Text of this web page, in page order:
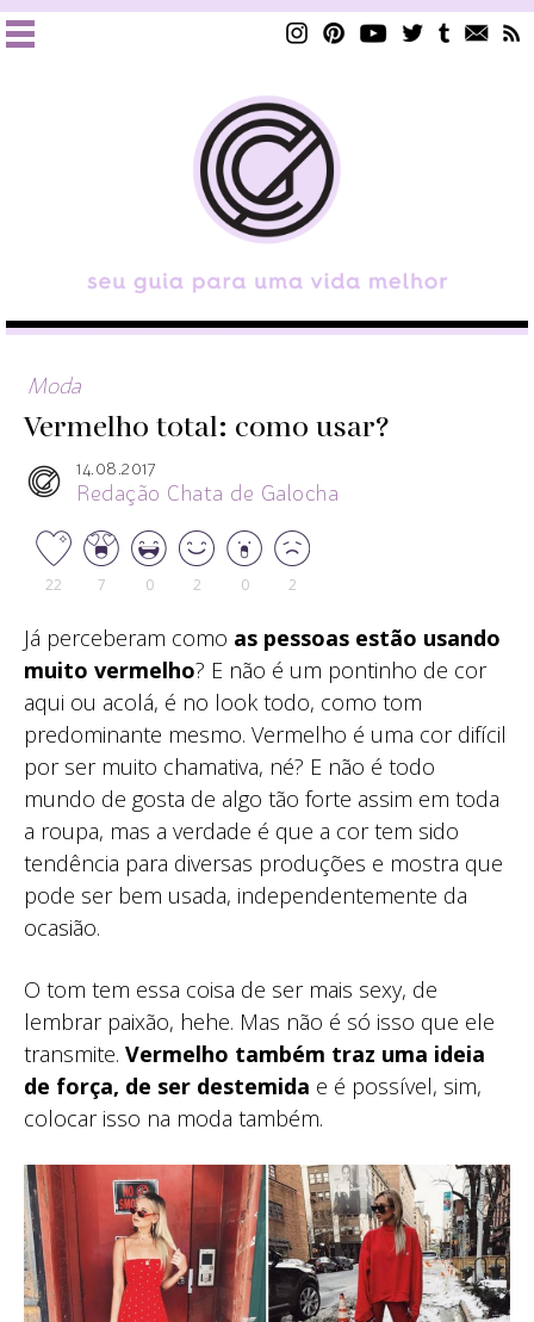
Moda
Vermelho total: como usar?
14.08.2017
Redação Chata de Galocha
22 7 0 2 0 2
Já perceberam como as pessoas estão usando
muito vermelho? E não é um pontinho de cor
aqui ou acolá, é no look todo, como tom
predominante mesmo. Vermelho é uma cor difícil
por ser muito chamativa, né? E não é todo
mundo de gosta de algo tão forte assim em toda
a roupa, mas a verdade é que a cor tem sido
tendência para diversas produções e mostra que
pode ser bem usada, independentemente da
ocasião.
O tom tem essa coisa de ser mais sexy, de
lembrar paixão, hehe. Mas não é só isso que ele
transmite. Vermelho também traz uma ideia
de força, de ser destemida e é possível, sim,
colocar isso na moda também.